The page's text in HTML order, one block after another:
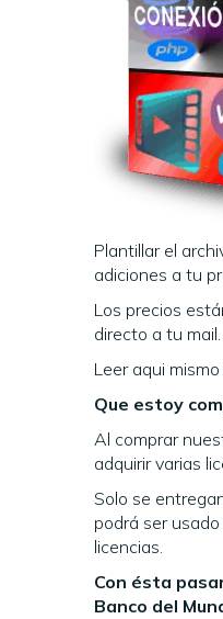
Plantillar el
adiciones a tu
Los precios
directo a tu mail.
Leer aqui
Que estoy
Al comprar
adquirir varias
Solo se
podrá ser
licencias.
Con ésta
Banco del